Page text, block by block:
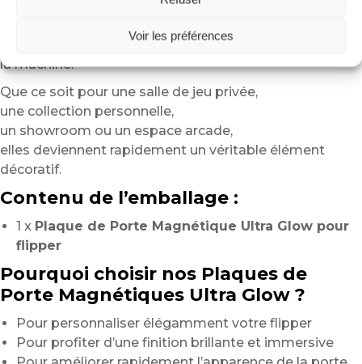
Voir les préférences
sans intervention complexe.
et renforcent immédiatement l’immersion visuelle de
la machine.
Que ce soit pour une salle de jeu privée,
une collection personnelle,
un showroom ou un espace arcade,
elles deviennent rapidement un véritable élément
décoratif.
Contenu de l’emballage :
1 x Plaque de Porte Magnétique Ultra Glow pour
flipper
Pourquoi choisir nos Plaques de
Porte Magnétiques Ultra Glow ?
Pour personnaliser élégamment votre flipper
Pour profiter d’une finition brillante et immersive